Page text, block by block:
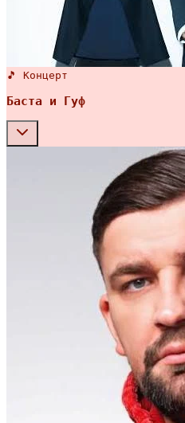
🎵 Концерт
Баста и Гуф